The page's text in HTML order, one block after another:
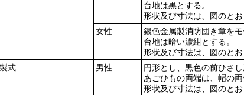
台地は黒とする。
形状及び寸法は、図のとお
女性
銀色金属製消防団き章を
台地は暗い濃紺とする。
形状及び寸法は、図のとお
製式
男性
円形とし、黒色の前ひさ
あごひもの両端は、帽の
形状及び寸法は、図のとお